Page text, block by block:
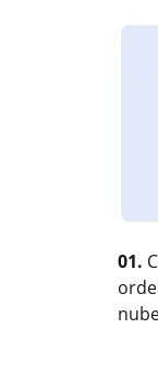
01.